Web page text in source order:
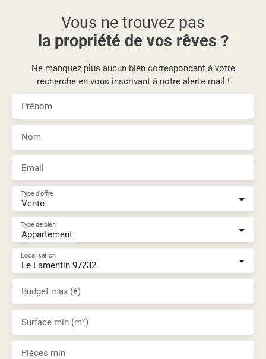
Vous ne trouvez pas
la propriété de vos rêves ?
Ne manquez plus aucun bien correspondant à votre
recherche en vous inscrivant à notre alerte mail !
Prénom
Nom
Email
Vente
Type d'offre
Appartement
Type de bien
Le Lamentin 97232
Localisation
Budget max (€)
Surface min (m²)
Pièces min